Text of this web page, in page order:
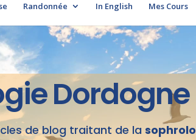
Randonnée In English Mes Cours
Dordogne
de blog traitant de la